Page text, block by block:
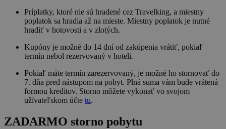
Príplatky, ktoré nie sú hradené cez Travelking, a miestny
poplatok sa hradia až na mieste. Miestny poplatok je nutné
hradiť v hotovosti a v zlotých.
Kupóny je možné do 14 dní od zakúpenia vrátiť, pokiaľ
termín nebol rezervovaný v hoteli.
Pokiaľ máte termín zarezervovaný, je možné ho stornovať do
7. dňa pred nástupom na pobyt. Plná suma vám bude vrátená
formou kreditov. Storno môžete vykonať vo svojom
užívateľskom účte tu.
ZADARMO storno pobytu